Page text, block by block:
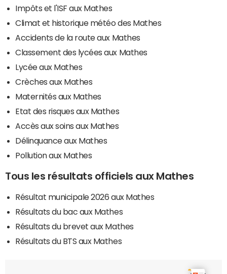
Impôts et l'ISF aux Mathes
Climat et historique météo des Mathes
Accidents de la route aux Mathes
Classement des lycées aux Mathes
Lycée aux Mathes
Crèches aux Mathes
Maternités aux Mathes
Etat des risques aux Mathes
Accès aux soins aux Mathes
Délinquance aux Mathes
Pollution aux Mathes
Tous les résultats officiels aux Mathes
Résultat municipale 2026 aux Mathes
Résultats du bac aux Mathes
Résultats du brevet aux Mathes
Résultats du BTS aux Mathes